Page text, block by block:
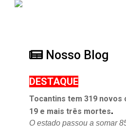
Nosso Blog
DESTAQUE
Tocantins tem 319 novos
19 e mais três mortes.
O estado passou a somar